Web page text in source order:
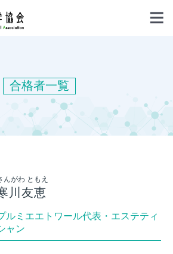
合格者一覧
んがわ ともえ
川友恵
ルミエエトワール代表・エステティ
ャン